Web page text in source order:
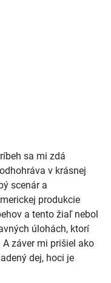
sa mi zdá
v krásnej
scenár a
produkcie
a tento žiaľ nebol
úlohách, ktorí
záver mi prišiel ako
dej, hoci je